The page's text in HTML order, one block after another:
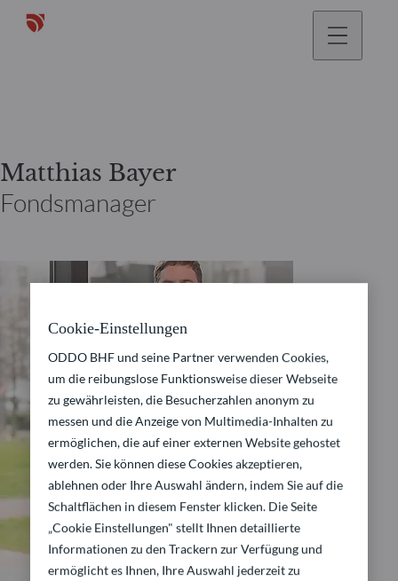
Matthias Bayer
Fondsmanager
Cookie-Einstellungen
ODDO BHF und seine Partner verwenden Cookies,
um die reibungslose Funktionsweise dieser Webseite
zu gewährleisten, die Besucherzahlen anonym zu
messen und die Anzeige von Multimedia-Inhalten zu
ermöglichen, die auf einer externen Website gehostet
werden. Sie können diese Cookies akzeptieren,
ablehnen oder Ihre Auswahl ändern, indem Sie auf die
Schaltflächen in diesem Fenster klicken. Die Seite
„Cookie Einstellungen" stellt Ihnen detaillierte
Informationen zu den Trackern zur Verfügung und
ermöglicht es Ihnen, Ihre Auswahl jederzeit zu